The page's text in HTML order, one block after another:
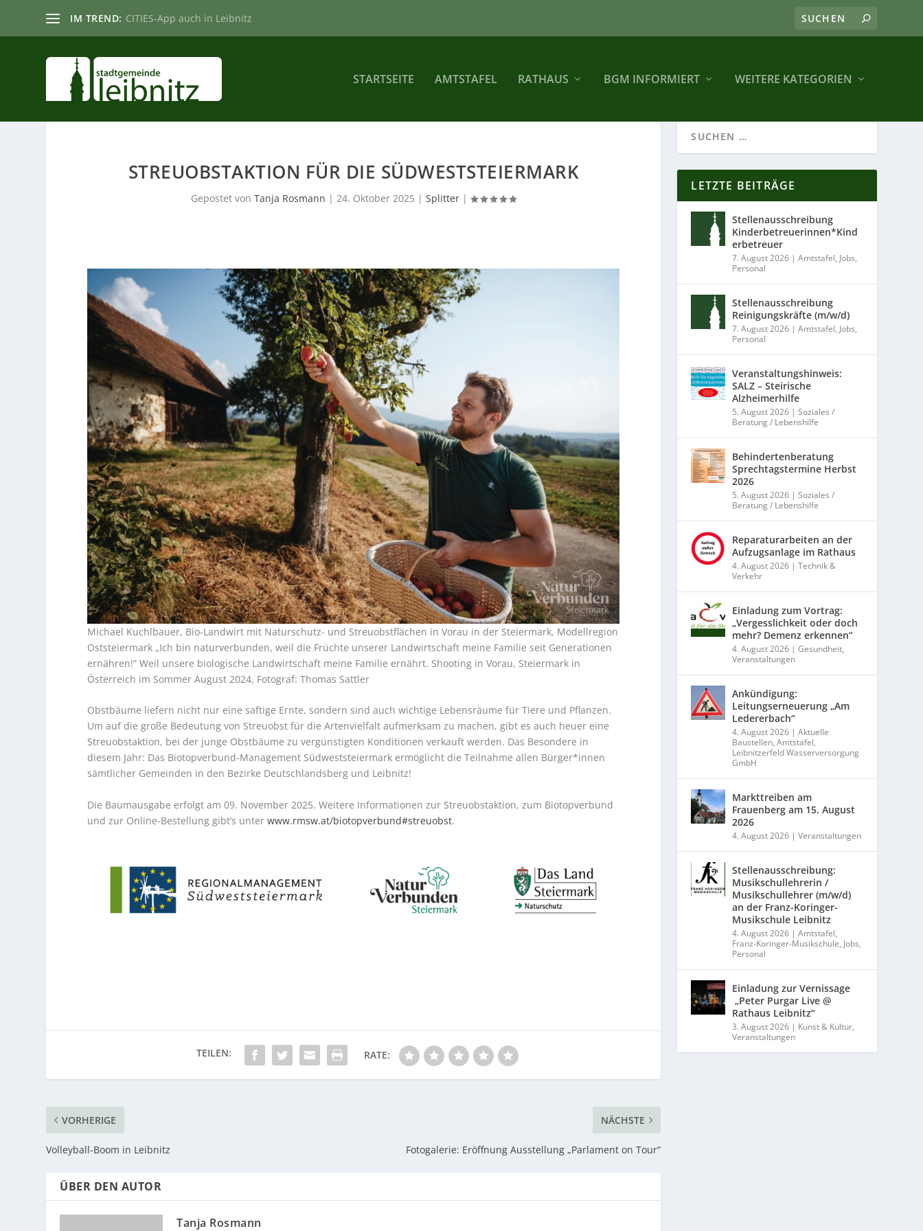
IM TREND: CITIES-App auch in Leibnitz
STARTSEITE AMTSTAFEL RATHAUS BGM INFORMIERT WEITERE KATEGORIEN
STREUOBSTAKTION FÜR DIE SÜDWESTSTEIERMARK
Gepostet vonTanja Rosmann |24. Oktober 2025 |Splitter |
Michael Kuchlbauer, Bio-Landwirt mit Naturschutz- und Streuobstflächen in Vorau in der Steiermark, Modellregion
Oststeiermark „Ich bin naturverbunden, weil die Früchte unserer Landwirtschaft meine Familie seit Generationen
ernähren!” Weil unsere biologische Landwirtschaft meine Familie ernährt. Shooting in Vorau, Steiermark in
Österreich im Sommer August 2024, Fotograf: Thomas Sattler
Obstbäume liefern nicht nur eine saftige Ernte, sondern sind auch wichtige Lebensräume für Tiere und Pflanzen.
Um auf die große Bedeutung von Streuobst für die Artenvielfalt aufmerksam zu machen, gibt es auch heuer eine
Streuobstaktion, bei der junge Obstbäume zu vergünstigten Konditionen verkauft werden. Das Besondere in
diesem Jahr: Das Biotopverbund-Management Südweststeiermark ermöglicht die Teilnahme allen Bürger*innen
sämtlicher Gemeinden in den Bezirke Deutschlandsberg und Leibnitz!
Die Baumausgabe erfolgt am 09. November 2025. Weitere Informationen zur Streuobstaktion, zum Biotopverbund
und zur Online-Bestellung gibt’s unterwww.rmsw.at/biotopverbund#streuobst.
RATE:
VORHERIGE
Volleyball-Boom in Leibnitz
NÄCHSTE
Fotogalerie: Eröffnung Ausstellung „Parlament on Tour“
ÜBER DEN AUTOR
Tanja Rosmann
LETZTE BEITRÄGE
Stellenausschreibung
Kinderbetreuerinnen*Kind
erbetreuer
7. August 2026 |Amtstafel, Jobs,
Personal
Stellenausschreibung
Reinigungskräfte (m/w/d)
7. August 2026 |Amtstafel, Jobs,
Personal
Veranstaltungshinweis:
SALZ – Steirische
Alzheimerhilfe
5. August 2026 |Soziales /
Beratung / Lebenshilfe
Behindertenberatung
Sprechtagstermine Herbst
2026
5. August 2026 |Soziales /
Beratung / Lebenshilfe
Reparaturarbeiten an der
Aufzugsanlage im Rathaus
4. August 2026 |Technik &
Verkehr
Einladung zum Vortrag:
„Vergesslichkeit oder doch
mehr? Demenz erkennen“
4. August 2026 |Gesundheit,
Veranstaltungen
Ankündigung:
Leitungserneuerung „Am
Ledererbach“
4. August 2026 |Aktuelle
Baustellen,Amtstafel,
Leibnitzerfeld Wasserversorgung
GmbH
Markttreiben am
Frauenberg am 15. August
2026
4. August 2026 |Veranstaltungen
Stellenausschreibung:
Musikschullehrerin /
Musikschullehrer (m/w/d)
an der Franz-Koringer-
Musikschule Leibnitz
4. August 2026 |Amtstafel,
Franz-Koringer-Musikschule, Jobs,
Personal
Einladung zur Vernissage
„Peter Purgar Live @
Rathaus Leibnitz“
3. August 2026 | Kunst & Kultur,
Veranstaltungen